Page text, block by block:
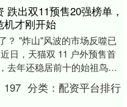
跌出双11预售20强榜单，
机才刚开始
？ "炸山"风波的市场反噬已
日，天猫双 11 户外预售首
去年还稳居前十的始祖鸟，
在 20 强榜单之外。 这并
197 分类：配资平台排行